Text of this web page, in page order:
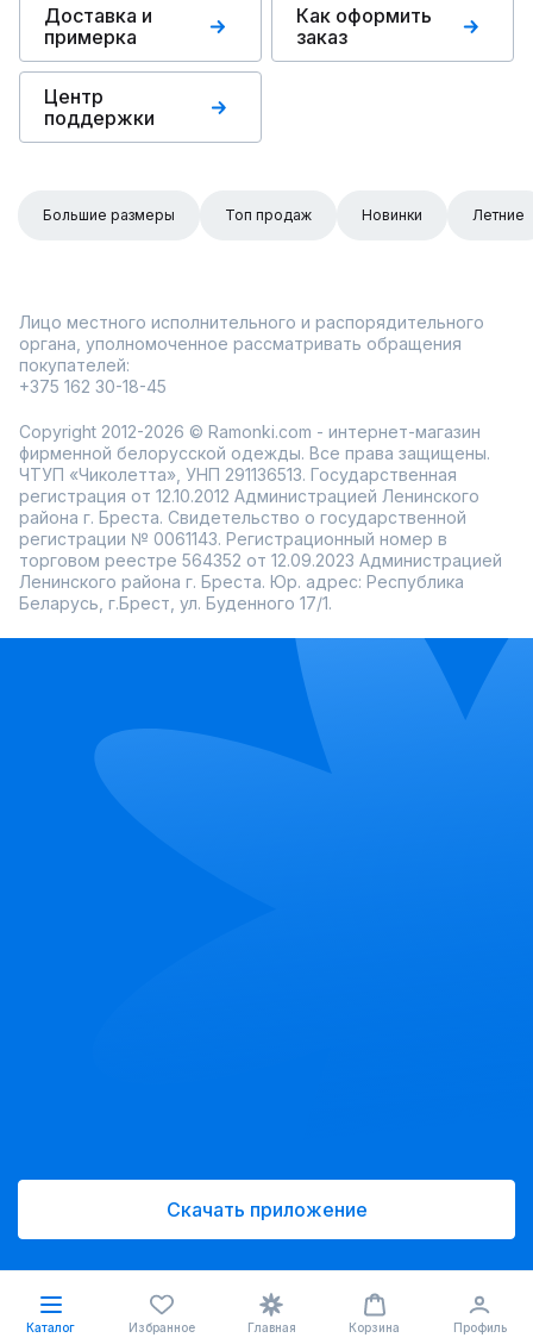
Доставка и
примерка
Как оформить
заказ
Центр
поддержки
Большие размеры Топ продаж Новинки Летние
Лицо местного исполнительного и распорядительного
органа, уполномоченное рассматривать обращения
покупателей:
+375 162 30-18-45
Copyright 2012-2026 © Ramonki.com - интернет-магазин
фирменной белорусской одежды. Все права защищены.
ЧТУП «Чиколетта», УНП 291136513. Государственная
регистрация от 12.10.2012 Администрацией Ленинского
района г. Бреста. Свидетельство о государственной
регистрации № 0061143. Регистрационный номер в
торговом реестре 564352 от 12.09.2023 Администрацией
Ленинского района г. Бреста. Юр. адрес: Республика
Беларусь, г.Брест, ул. Буденного 17/1.
Скачать приложение
Каталог Избранное Главная Корзина Профиль